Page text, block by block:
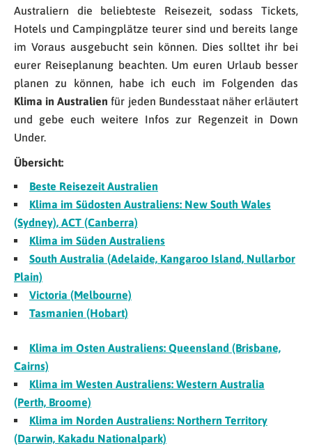
Australiern die beliebteste Reisezeit, sodass Tickets,
Hotels und Campingplätze teurer sind und bereits lange
im Voraus ausgebucht sein können. Dies solltet ihr bei
eurer Reiseplanung beachten. Um euren Urlaub besser
planen zu können, habe ich euch im Folgenden das
Klima in Australien für jeden Bundesstaat näher erläutert
und gebe euch weitere Infos zur Regenzeit in Down
Under.
Übersicht:
Beste Reisezeit Australien
Klima im Südosten Australiens: New South Wales
(Sydney), ACT (Canberra)
Klima im Süden Australiens
South Australia (Adelaide, Kangaroo Island, Nullarbor
Plain)
Victoria (Melbourne)
Tasmanien (Hobart)
Klima im Osten Australiens: Queensland (Brisbane,
Cairns)
Klima im Westen Australiens: Western Australia
(Perth, Broome)
Klima im Norden Australiens: Northern Territory
(Darwin, Kakadu Nationalpark)